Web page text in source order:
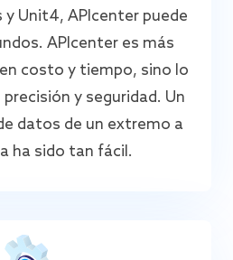
y Unit4, APIcenter puede
APIcenter es más
costo y tiempo, sino lo
y seguridad. Un
datos de un extremo a
ha sido tan fácil.